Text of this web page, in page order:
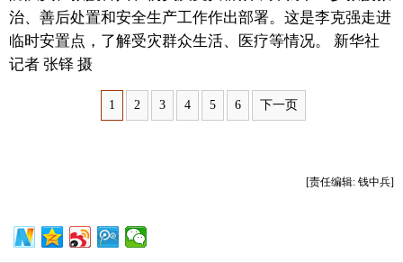
治、善后处置和安全生产工作作出部署。这是李克强走进
临时安置点，了解受灾群众生活、医疗等情况。 新华社
记者 张铎 摄
1 2 3 4 5 6 下一页
[责任编辑: 钱中兵]